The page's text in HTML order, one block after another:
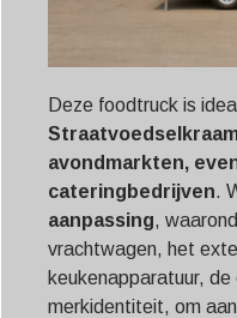
Deze foodtruck is
avondmarkten,
cateringbedrijven.
aanpassing,
vrachtwagen, het
keukenapparatuur,
merkidentiteit, om